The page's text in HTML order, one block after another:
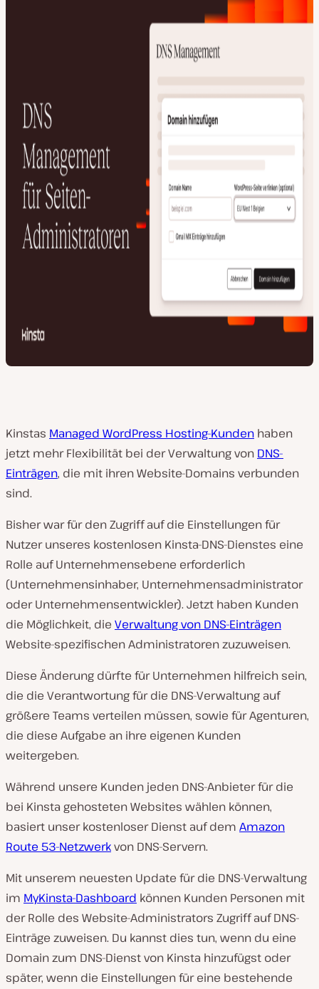
Kinstas Managed WordPress Hosting-Kunden haben
jetzt mehr Flexibilität bei der Verwaltung von DNS-
Einträgen, die mit ihren Website-Domains verbunden
sind.
Bisher war für den Zugriff auf die Einstellungen für
Nutzer unseres kostenlosen Kinsta-DNS-Dienstes eine
Rolle auf Unternehmensebene erforderlich
(Unternehmensinhaber, Unternehmensadministrator
oder Unternehmensentwickler). Jetzt haben Kunden
die Möglichkeit, die Verwaltung von DNS-Einträgen
Website-spezifischen Administratoren zuzuweisen.
Diese Änderung dürfte für Unternehmen hilfreich sein,
die die Verantwortung für die DNS-Verwaltung auf
größere Teams verteilen müssen, sowie für Agenturen,
die diese Aufgabe an ihre eigenen Kunden
weitergeben.
Während unsere Kunden jeden DNS-Anbieter für die
bei Kinsta gehosteten Websites wählen können,
basiert unser kostenloser Dienst auf dem Amazon
Route 53-Netzwerkvon DNS-Servern.
Mit unserem neuesten Update für die DNS-Verwaltung
im MyKinsta-Dashboard können Kunden Personen mit
der Rolle des Website-Administrators Zugriff auf DNS-
Einträge zuweisen. Du kannst dies tun, wenn du eine
Domain zum DNS-Dienst von Kinsta hinzufügst oder
später, wenn die Einstellungen für eine bestehende